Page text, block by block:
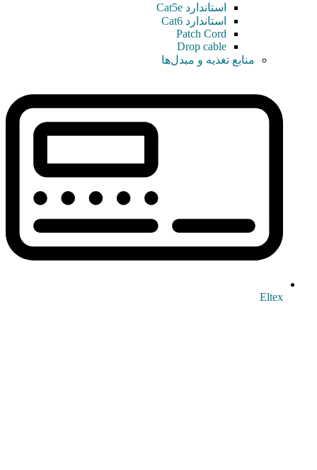
استاندارد Cat5e
استاندارد Cat6
Patch Cord
Drop cable
منابع تغذیه و مبدل‌ها
Eltex